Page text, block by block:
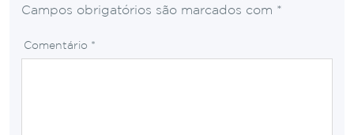
Campos obrigatórios são marcados com *
Comentário *